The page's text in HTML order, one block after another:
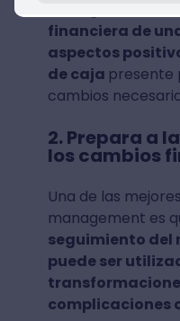
management es
financiera de
aspectos
de caja presente
cambios
2. Prepara a
los cambios
Una de las
management es
seguimiento del
puede ser
complicaciones